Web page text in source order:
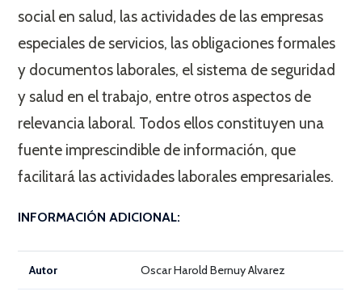
social en salud, las actividades de las empresas
especiales de servicios, las obligaciones formales
y documentos laborales, el sistema de seguridad
y salud en el trabajo, entre otros aspectos de
relevancia laboral. Todos ellos constituyen una
fuente imprescindible de información, que
facilitará las actividades laborales empresariales.
INFORMACIÓN ADICIONAL:
Autor Oscar Harold Bernuy Alvarez